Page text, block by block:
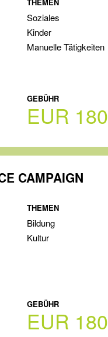
Soziales
Kinder
Manuelle Tätigkeiten
GEBÜHR
EUR 180
CAMPAIGN
THEMEN
Bildung
Kultur
GEBÜHR
EUR 180